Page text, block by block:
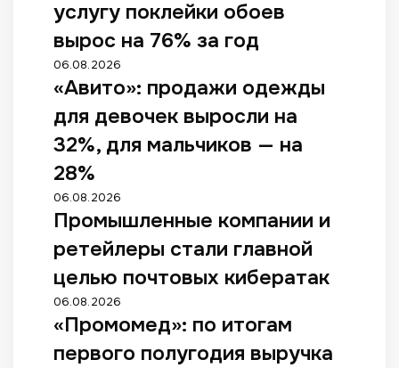
услугу поклейки обоев
вырос на 76% за год
06.08.2026
«Авито»: продажи одежды
для девочек выросли на
32%, для мальчиков — на
28%
06.08.2026
Промышленные компании и
ретейлеры стали главной
целью почтовых кибератак
06.08.2026
«Промомед»: по итогам
первого полугодия выручка